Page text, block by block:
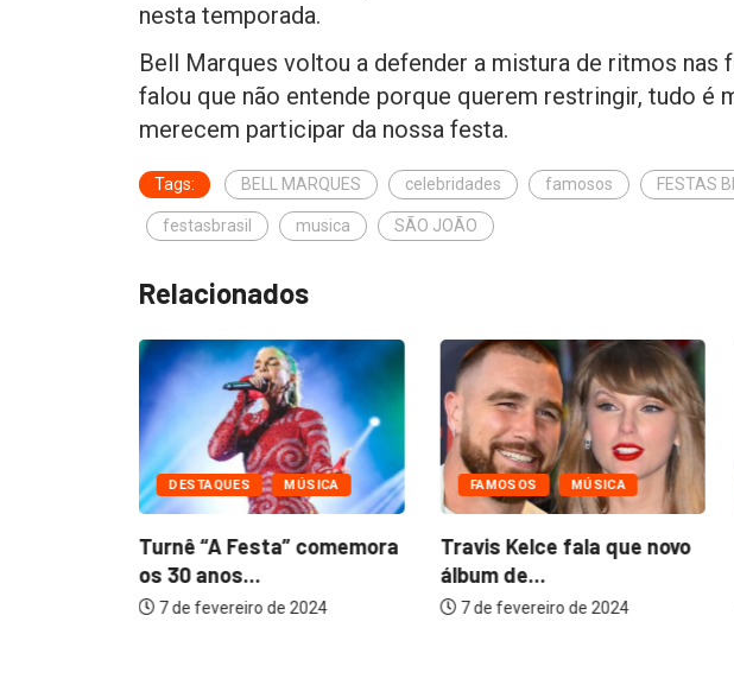
nesta temporada.
Bell Marques voltou a defender a mistura de ritmos nas
falou que não entende porque querem restringir, tudo é
merecem participar da nossa festa.
Tags: BELL MARQUES celebridades famosos FESTAS
festasbrasil musica SÃO JOÃO
Relacionados
DESTAQUES MÚSICA
Turnê “A Festa” comemora
os 30 anos...
7 de fevereiro de 2024
FAMOSOS MÚSICA
Travis Kelce fala que novo
álbum de...
7 de fevereiro de 2024